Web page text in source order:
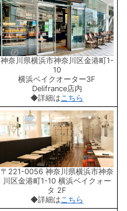
神奈川県横浜市神奈川区金港町1-
10
横浜ベイクオーター3F
Delifrance店内
◆詳細は こちら
〒221-0056 神奈川県横浜市神奈
川区金港町1-10 横浜ベイクォー
タ 2F
◆詳細は こちら